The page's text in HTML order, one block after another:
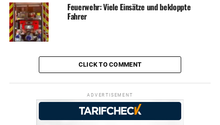
Feuerwehr: Viele Einsätze und bekloppte
Fahrer
CLICK TO COMMENT
ADVERTISEMENT